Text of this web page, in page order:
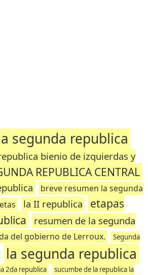
segunda republica
bienio de izquierdas y
REPUBLICA CENTRAL
breve resumen la segunda
la II republica
etapas
resumen de la segunda
del gobierno de Lerroux. Segunda
la segunda republica
2da republica
sucumbe de la republica la